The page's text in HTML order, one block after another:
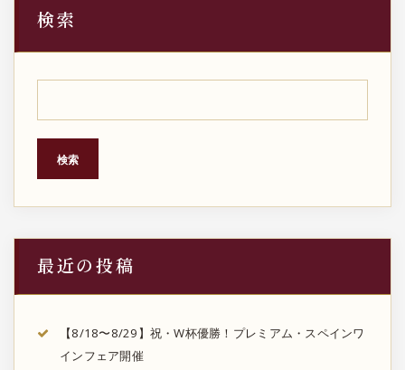
検索
検索
最近の投稿
【8/18〜8/29】祝・W杯優勝！プレミアム・スペインワ
インフェア開催